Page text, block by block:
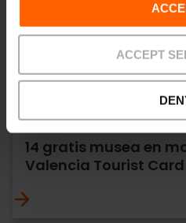
ACCEPT
14 gratis musea en
Valencia Tourist Card